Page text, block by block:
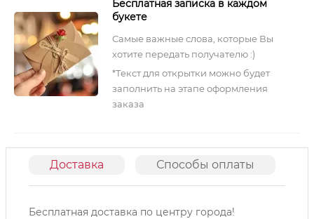
Бесплатная записка в каждом
букете
Самые важные слова, которые Вы
хотите передать получателю :)
*Текст для открытки можно будет
заполнить на этапе оформления
заказа
Доставка Способы оплаты
Бесплатная доставка по центру города!